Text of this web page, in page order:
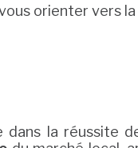
orienter vers la
dans la réussite